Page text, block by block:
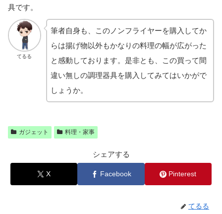
具です。
てるる
筆者自身も、このノンフライヤーを購入してか
らは揚げ物以外もかなりの料理の幅が広がった
と感動しております。是非とも、この買って間
違い無しの調理器具を購入してみてはいかがで
しょうか。
ガジェット 料理・家事
シェアする
X Facebook Pinterest
てるる